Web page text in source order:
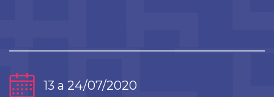
13 a 24/07/2020